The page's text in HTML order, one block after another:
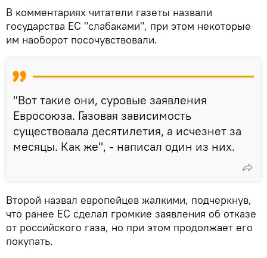
В комментариях читатели газеты назвали
государства ЕС "слабаками", при этом некоторые
им наоборот посочувствовали.
"Вот такие они, суровые заявления
Евросоюза. Газовая зависимость
существовала десятилетия, а исчезнет за
месяцы. Как же", - написал один из них.
Второй назвал европейцев жалкими, подчеркнув,
что ранее ЕС сделал громкие заявления об отказе
от российского газа, но при этом продолжает его
покупать.